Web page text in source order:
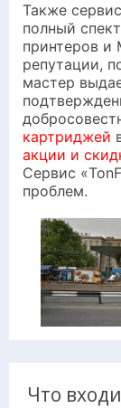
Также
полный
принтеров
репутации,
мастер
картриджей
акции и
Сервис
проблем.
Что